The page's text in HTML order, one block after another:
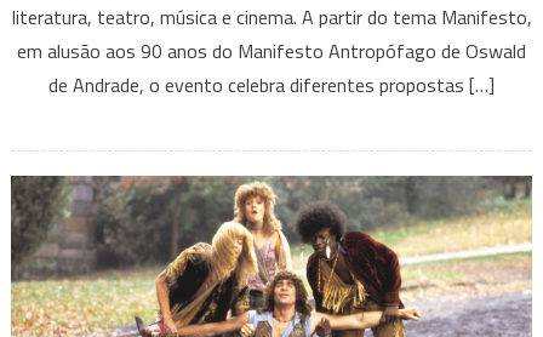
destaque
cultural
no
literatura, teatro, música e cinema. A partir do tema Manifesto,
em alusão aos 90 anos do Manifesto Antropófago de Oswald
de Andrade, o evento celebra diferentes propostas […]